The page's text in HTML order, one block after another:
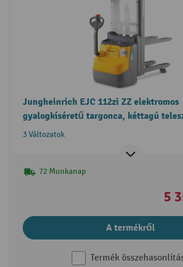
Jungheinrich EJC 112zi ZZ elektromos
gyalogkíséretű targonca, kéttagú
emelőoszlop, két raklap egyidejű
3 Változatok
72 Munkanap
5
A termékről
Termék